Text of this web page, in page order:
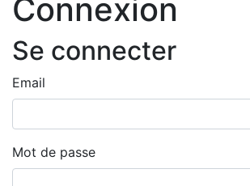
Connexion
Se connecter
Email
Mot de passe